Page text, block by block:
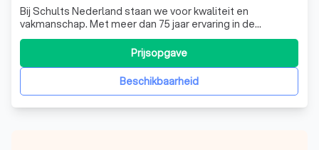
Bij Schults Nederland staan we voor kwaliteit en
vakmanschap. Met meer dan 75 jaar ervaring in de
schilders- en onderhoudssector, onderscheiden we ons
door onze toewijding aan elk project. Ons team van
deskundige schilders, projectleiders en
werkvoorbereiders werkt nauw samen om ervoor te
Beschikbaarheid
Prijsopgave